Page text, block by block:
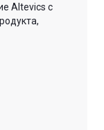
Altevics с